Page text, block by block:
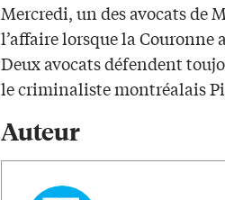
Mercredi, un des avocats de
l’affaire lorsque la Couronne
Deux avocats défendent
le criminaliste montréalais
Auteur